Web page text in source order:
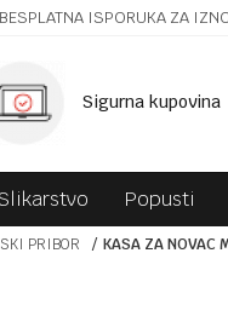
BESPLATNA ISPORUKA ZA
Sigurna kupovina
Popusti
PRIBOR KASA ZA NOVAC